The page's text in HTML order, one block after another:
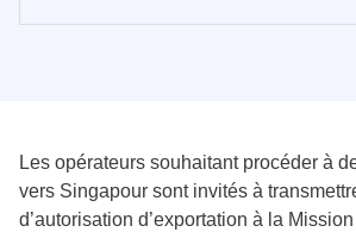
Les opérateurs souhaitant procéder à
vers Singapour sont invités à
d’autorisation d’exportation à la